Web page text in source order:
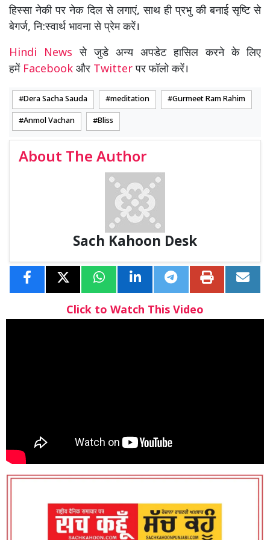
हिस्सा नेकी पर नेक दिल से लगाएं, साथ ही प्रभु की बनाई सृष्टि से
बेगर्ज, नि:स्वार्थ भावना से प्रेम करें।
Hindi Newsसे जुडे अन्य अपडेट हासिल करने के लिए
हमें Facebook और Twitterपर फॉलो करें।
Dera Sacha Sauda meditation Gurmeet Ram Rahim
Anmol Vachan Bliss
About The Author
Sach Kahoon Desk
Click to Watch This Video